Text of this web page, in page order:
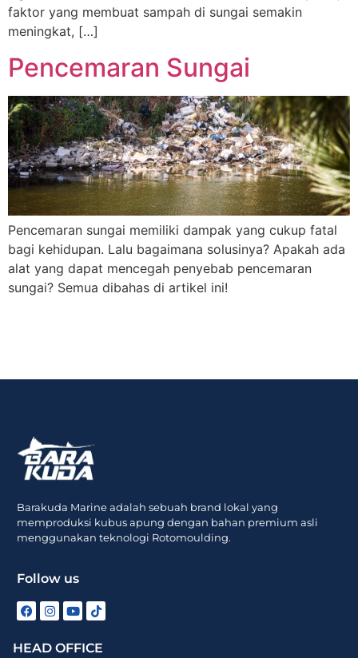
faktor yang membuat sampah di sungai semakin
meningkat, […]
Pencemaran Sungai
Pencemaran sungai memiliki dampak yang cukup fatal
bagi kehidupan. Lalu bagaimana solusinya? Apakah ada
alat yang dapat mencegah penyebab pencemaran
sungai? Semua dibahas di artikel ini!
Barakuda Marine adalah sebuah brand lokal yang
memproduksi kubus apung dengan bahan premium asli
menggunakan teknologi Rotomoulding.
Follow us
HEAD OFFICE